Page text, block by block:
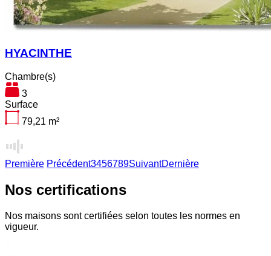
HYACINTHE
Chambre(s)
3
Surface
79,21 m²
Première Précédent3456789SuivantDernière
Nos certifications
Nos maisons sont certifiées selon toutes les normes en
vigueur.